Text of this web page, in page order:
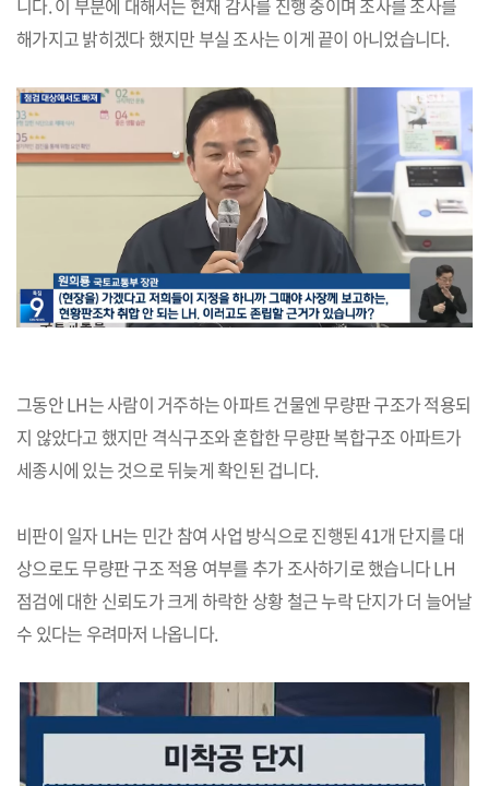
니다. 이 부분에 대해서는 현재 감사를 진행 중이며 조사를 조사를
해가지고 밝히겠다 했지만 부실 조사는 이게 끝이 아니었습니다.
그동안 LH는 사람이 거주하는 아파트 건물엔 무량판 구조가 적용되
지 않았다고 했지만 격식구조와 혼합한 무량판 복합구조 아파트가
세종시에 있는 것으로 뒤늦게 확인된 겁니다.
비판이 일자 LH는 민간 참여 사업 방식으로 진행된 41개 단지를 대
상으로도 무량판 구조 적용 여부를 추가 조사하기로 했습니다 LH
점검에 대한 신뢰도가 크게 하락한 상황 철근 누락 단지가 더 늘어날
수 있다는 우려마저 나옵니다.